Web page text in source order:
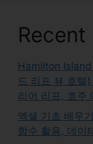
Recent
Hamilton
드 리프 뷰 호텔
리어 리프, 호주
엑셀 기초 배우
함수 활용, 데이